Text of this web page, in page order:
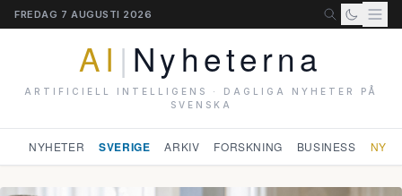
FREDAG 7 AUGUSTI 2026
AI | Nyheterna
ARTIFICIELL INTELLIGENS · DAGLIGA NYHETER PÅ
SVENSKA
NYHETER SVERIGE ARKIV FORSKNING BUSINESS